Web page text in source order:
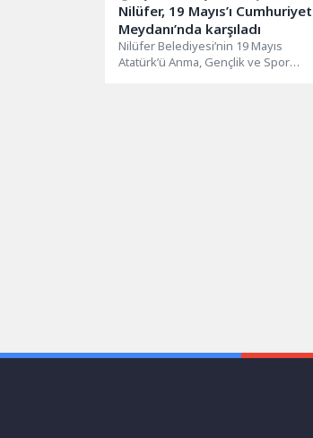
Nilüfer, 19 Mayıs’ı Cumhuriyet
Meydanı’nda karşıladı
Nilüfer Belediyesi’nin 19 Mayıs
Atatürk’ü Anma, Gençlik ve Spor